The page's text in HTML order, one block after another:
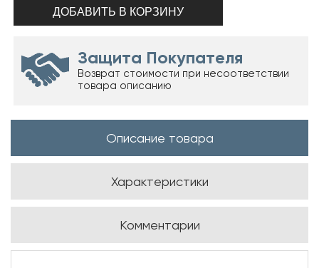
Защита Покупателя
Возврат стоимости при несоответствии
товара описанию
Описание товара
Характеристики
Комментарии